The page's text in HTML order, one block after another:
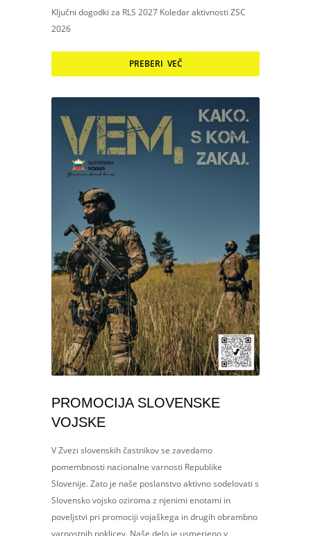
Ključni dogodki za RLS 2027 Koledar aktivnosti ZSC
2026
PREBERI VEČ
PROMOCIJA SLOVENSKE
VOJSKE
V Zvezi slovenskih častnikov se zavedamo
pomembnosti nacionalne varnosti Republike
Slovenije. Zato je naše poslanstvo aktivno sodelovati s
Slovensko vojsko oziroma z njenimi enotami in
poveljstvi pri promociji vojaškega in drugih obrambno
varnostnih poklicev. Naše delo je usmerjeno v